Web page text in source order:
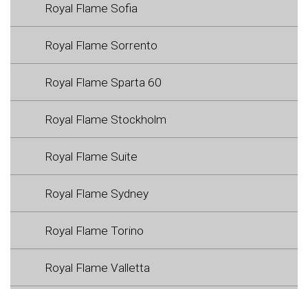
Royal Flame Sofia
Royal Flame Sorrento
Royal Flame Sparta 60
Royal Flame Stockholm
Royal Flame Suite
Royal Flame Sydney
Royal Flame Torino
Royal Flame Valletta